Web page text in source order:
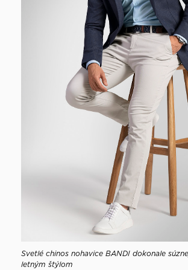
Svetlé chinos nohavice BANDI dokonale
letným štýlom